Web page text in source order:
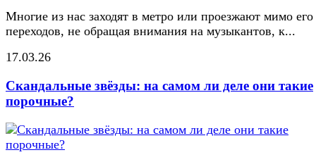
Многие из нас заходят в метро или проезжают мимо его
переходов, не обращая внимания на музыкантов, к...
17.03.26
Скандальные звёзды: на самом ли деле они такие
порочные?